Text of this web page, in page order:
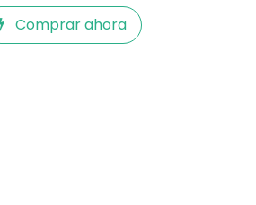
Comprar ahora